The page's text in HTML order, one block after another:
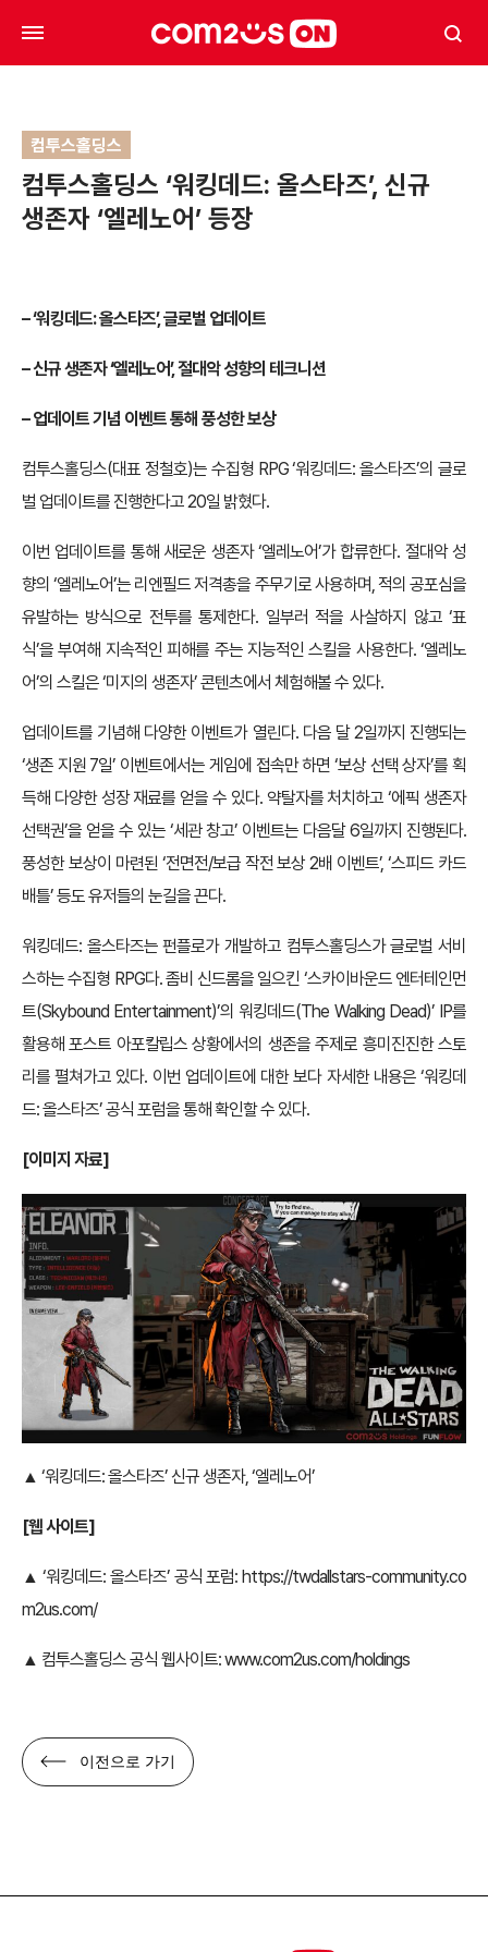
컴투스홀딩스
컴투스홀딩스 ‘워킹데드: 올스타즈’, 신규
생존자 ‘엘레노어’ 등장
– ‘워킹데드: 올스타즈’, 글로벌 업데이트
–신규 생존자 ‘엘레노어’, 절대악 성향의 테크니션
–업데이트 기념 이벤트 통해 풍성한 보상
컴투스홀딩스(대표 정철호)는 수집형 RPG ‘워킹데드: 올스타즈’의 글로
벌 업데이트를 진행한다고 20일 밝혔다.
이번 업데이트를 통해 새로운 생존자 ‘엘레노어’가 합류한다. 절대악 성
향의 ‘엘레노어’는 리엔필드 저격총을 주무기로 사용하며, 적의 공포심을
유발하는 방식으로 전투를 통제한다. 일부러 적을 사살하지 않고 ‘표
식’을 부여해 지속적인 피해를 주는 지능적인 스킬을 사용한다. ‘엘레노
어’의 스킬은 ‘미지의 생존자’ 콘텐츠에서 체험해볼 수 있다.
업데이트를 기념해 다양한 이벤트가 열린다. 다음 달 2일까지 진행되는
‘생존 지원 7일’ 이벤트에서는 게임에 접속만 하면 ‘보상 선택 상자’를 획
득해 다양한 성장 재료를 얻을 수 있다. 약탈자를 처치하고 ‘에픽 생존자
선택권’을 얻을 수 있는 ‘세관 창고’ 이벤트는 다음달 6일까지 진행된다.
풍성한 보상이 마련된 ‘전면전/보급 작전 보상 2배 이벤트’, ‘스피드 카드
배틀’ 등도 유저들의 눈길을 끈다.
워킹데드: 올스타즈는 펀플로가 개발하고 컴투스홀딩스가 글로벌 서비
스하는 수집형 RPG다. 좀비 신드롬을 일으킨 ‘스카이바운드 엔터테인먼
트(Skybound Entertainment)’의 워킹데드(The Walking Dead)’ IP를
활용해 포스트 아포칼립스 상황에서의 생존을 주제로 흥미진진한 스토
리를 펼쳐가고 있다. 이번 업데이트에 대한 보다 자세한 내용은 ‘워킹데
드: 올스타즈’ 공식 포럼을 통해 확인할 수 있다.
[이미지 자료]
▲ ‘워킹데드: 올스타즈’ 신규 생존자, ‘엘레노어’
[웹 사이트]
▲ ‘워킹데드: 올스타즈’ 공식 포럼: https://twdallstars-community.co
m2us.com/
▲ 컴투스홀딩스 공식 웹사이트:www.com2us.com/holdings
이전으로 가기